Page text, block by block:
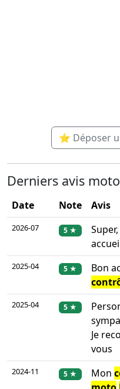
⭐ Déposer
Derniers avis
Date Note Avis
2026-07 5 ★
2025-04 5 ★
Bon
2025-04 5 ★
Je
vous
2024-11 5 ★ Mon